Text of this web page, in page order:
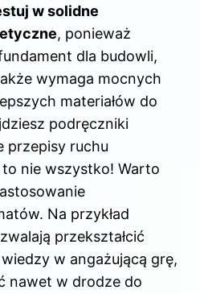
w solidne
, ponieważ
dla budowli,
wymaga mocnych
materiałów do
podręczniki
przepisy ruchu
nie wszystko! Warto
Na przykład
przekształcić
w angażującą grę,
nawet w drodze do